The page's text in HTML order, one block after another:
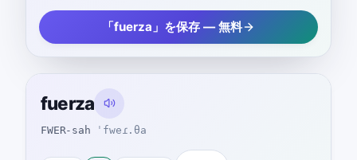
「fuerza」を保存 — 無料
fuerza
FWER-sah ˈfweɾ.θa